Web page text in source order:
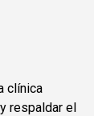
clínica
respaldar el